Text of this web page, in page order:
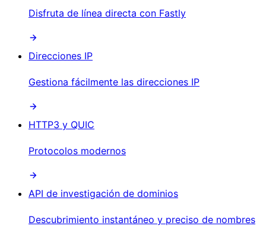
Disfruta de línea directa con Fastly
Direcciones IP
Gestiona fácilmente las direcciones IP
HTTP3 y QUIC
Protocolos modernos
API de investigación de dominios
Descubrimiento instantáneo y preciso de nombres